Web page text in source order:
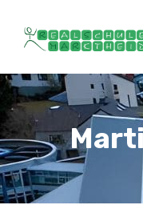
Inhalt
springen